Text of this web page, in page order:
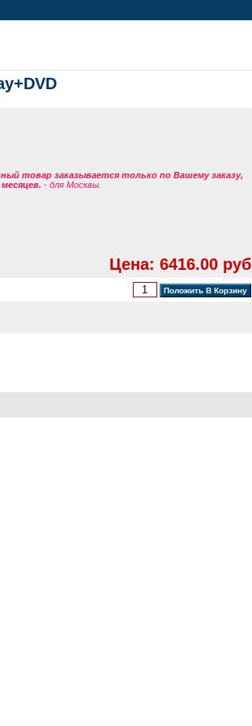
товар заказывается только по Вашему заказу,
- для Москвы.
Цена: 6416.00 руб